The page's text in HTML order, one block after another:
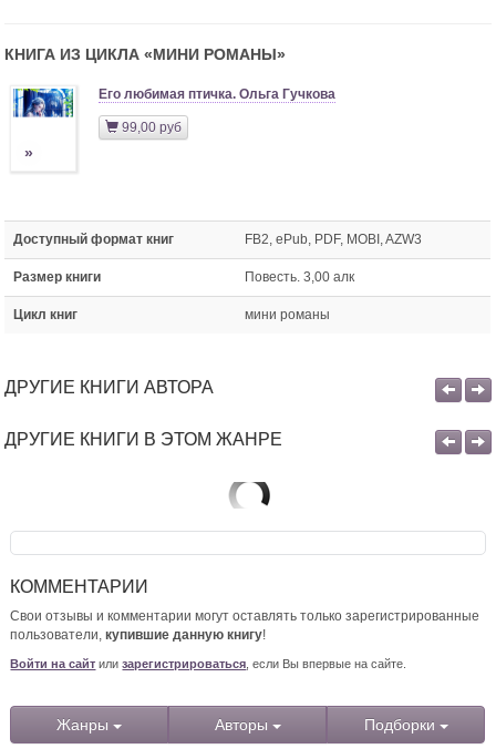
КНИГА ИЗ ЦИКЛА «МИНИ РОМАНЫ»
»
Его любимая птичка. Ольга Гучкова
99,00 руб
Доступный формат книг FB2, ePub, PDF, MOBI, AZW3
Размер книги Повесть. 3,00 алк
Цикл книг мини романы
ДРУГИЕ КНИГИ АВТОРА
ДРУГИЕ КНИГИ В ЭТОМ ЖАНРЕ
КОММЕНТАРИИ
Свои отзывы и комментарии могут оставлять только зарегистрированные
пользователи,купившие данную книгу!
Войти на сайт илизарегистрироваться , если Вы впервые на сайте.
Жанры Авторы Подборки